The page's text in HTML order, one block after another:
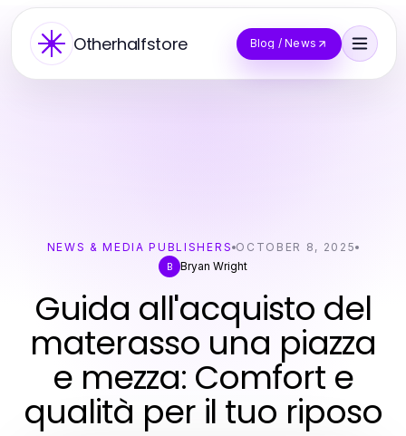
Otherhalfstore Blog / News
NEWS & MEDIA PUBLISHERS OCTOBER 8, 2025
B Bryan Wright
Guida all'acquisto del
materasso una piazza
e mezza: Comfort e
qualità per il tuo riposo